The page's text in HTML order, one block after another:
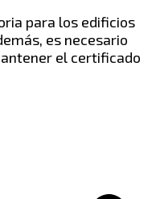
para los edificios
es necesario
el certificado